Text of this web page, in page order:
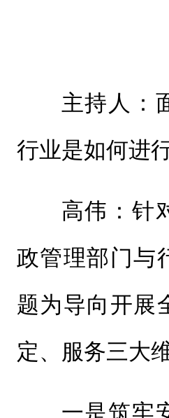
主持人：
行业是如何进
高伟：针
政管理部门与
题为导向开展
定、服务三大
一是筑牢